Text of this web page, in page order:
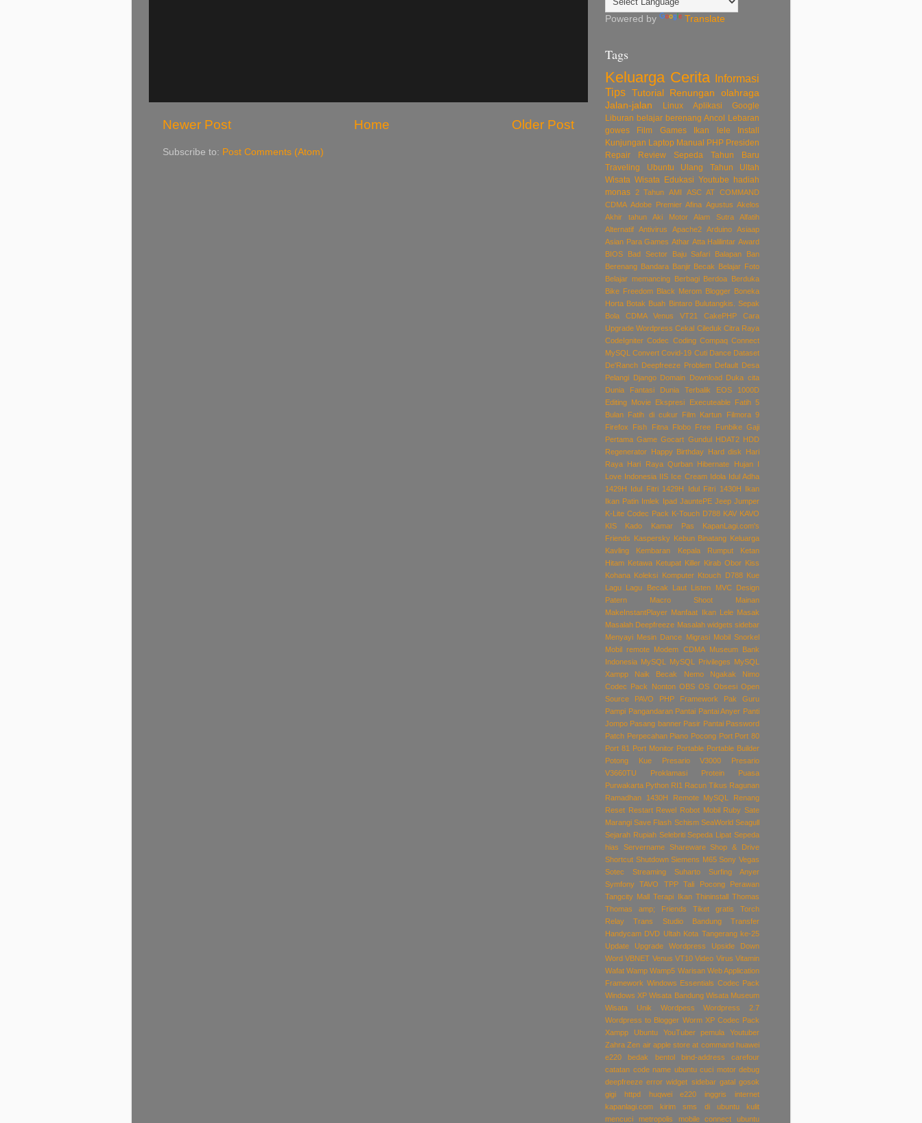
Newer Post Older Post
Home
Subscribe to: Post Comments (Atom)
Powered by Translate
Tags
Keluarga Cerita Informasi
Tips Tutorial Renungan
olahraga
Jalan-jalan
Linux Aplikasi
Google
Liburan belajar berenang Ancol Lebaran
gowes
Film Games Ikan lele
Install
Kunjungan Laptop Manual PHP Presiden
Repair
Review Sepeda
Tahun Baru
Traveling
Ubuntu Ulang Tahun
Ultah
Wisata Wisata Edukasi Youtube hadiah
monas 2 Tahun AMI ASC AT COMMAND
CDMA Adobe Premier Afina Agustus Akelos
Akhir tahun
Aki Motor Alam Sutra
Alfatih
Alternatif Antivirus Apache2 Arduino Asiaap
Asian Para Games Athar Atta Halilintar Award
BIOS
Bad Sector Baju Safari Balapan
Ban
Berenang Bandara Banjir Becak Belajar Foto
Belajar memancing
Berbagi Berdoa Berduka
Bike Freedom Black Merom Blogger Boneka
Horta Botak Buah Bintaro Bulutangkis. Sepak
Bola
CDMA Venus VT21 CakePHP
Cara
Upgrade Wordpress Cekal Cileduk Citra Raya
CodeIgniter Codec Coding Compaq Connect
MySQL
Convert Covid-19 Cuti Dance Dataset
De'Ranch Deepfreeze Problem Default Desa
Pelangi Django Domain Download Duka cita
Dunia Fantasi
Dunia Terbalik
EOS 1000D
Editing Movie Ekspresi Executeable
Fatih 5
Bulan Fatih di cukur Film Kartun
Filmora 9
Firefox
Fish Fitna Flobo Free Funbike Gaji
Pertama Game Gocart Gundul HDAT2 HDD
Regenerator Happy Birthday Hard disk
Hari
Raya Hari Raya Qurban Hibernate Hujan
I
Love Indonesia IIS Ice Cream Idola Idul Adha
1429H Idul Fitri 1429H Idul Fitri 1430H Ikan
Ikan Patin Imlek Ipad JauntePE Jeep Jumper
K-Lite Codec Pack K-Touch D788 KAV KAVO
KIS
Kado Kamar Pas
KapanLagi.com's
Friends Kaspersky Kebun Binatang Keluarga
Kavling
Kembaran Kepala Rumput
Ketan
Hitam Ketawa Ketupat Killer Kirab Obor Kiss
Kohana Koleksi Komputer Ktouch D788 Kue
Lagu Lagu Becak Laut Listen
MVC Design
Patern
Macro Shoot
Mainan
MakeInstantPlayer Manfaat Ikan Lele Masak
Masalah Deepfreeze Masalah widgets sidebar
Menyayi Mesin Dance Migrasi Mobil Snorkel
Mobil remote Modem CDMA
Museum Bank
Indonesia MySQL MySQL Privileges MySQL
Xampp
Naik Becak Nemo Ngakak
Nimo
Codec Pack
Nonton OBS OS Obsesi Open
Source
PAVO PHP Framework
Pak Guru
Pampi Pangandaran Pantai Pantai Anyer Panti
Jompo Pasang banner Pasir Pantai Password
Patch Perpecahan Piano Pocong Port Port 80
Port 81 Port Monitor Portable Portable Builder
Potong Kue
Presario V3000
Presario
V3660TU
Proklamasi Protein
Puasa
Purwakarta Python RI1 Racun Tikus Ragunan
Ramadhan 1430H
Remote MySQL
Renang
Reset Restart Rewel Robot Mobil Ruby Sate
Marangi Save Flash Schism SeaWorld Seagull
Sejarah Rupiah Selebriti Sepeda Lipat Sepeda
hias
Servername Shareware Shop & Drive
Shortcut Shutdown Siemens M65 Sony Vegas
Sotec
Streaming Suharto
Surfing Anyer
Symfony
TAVO TPP
Tali Pocong Perawan
Tangcity Mall Terapi Ikan Thininstall Thomas
Thomas amp; Friends
Tiket gratis
Torch
Relay
Trans Studio Bandung
Transfer
Handycam DVD Ultah Kota Tangerang ke-25
Update
Upgrade Wordpress
Upside Down
Word VBNET Venus VT10 Video Virus Vitamin
Wafat Wamp Wamp5 Warisan Web Application
Framework Windows Essentials Codec Pack
Windows XP Wisata Bandung Wisata Museum
Wisata Unik
Wordpess
Wordpress 2.7
Wordpress to Blogger Worm XP Codec Pack
Xampp Ubuntu
YouTuber pemula
Youtuber
Zahra Zen air apple store at command huawei
e220
bedak bentol bind-address
carefour
catatan code name ubuntu cuci motor debug
deepfreeze error widget sidebar gatal gosok
gigi
httpd huqwei e220 inggris
internet
kapanlagi.com
kirim sms di ubuntu
kulit
mencuci
metropolis mobile connect ubuntu